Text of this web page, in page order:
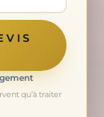
qu’à traiter